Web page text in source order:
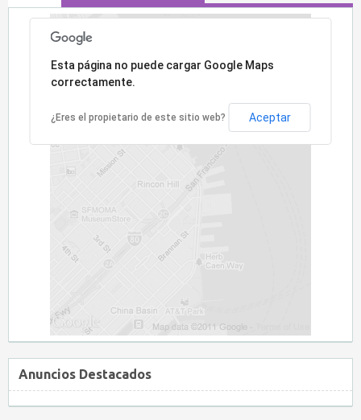
Lo sentimos, la dirección no ha sido encontrada.
Esta página no puede cargar Google Maps
correctamente.
¿Eres el propietario de este sitio web? Aceptar
Anuncios Destacados